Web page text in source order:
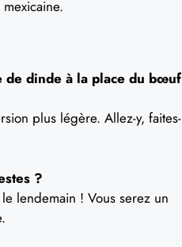
de dinde à la place du bœuf
plus légère. Allez-y, faites-
?
lendemain ! Vous serez un